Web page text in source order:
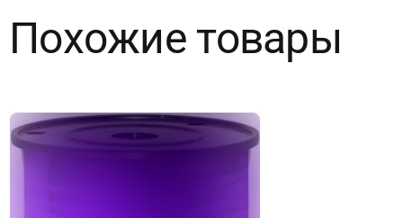
x
м)
Золото
Похожие товары